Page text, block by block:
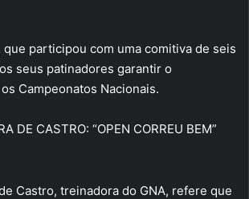
que participou com uma comitiva de seis
seus patinadores garantir o
Campeonatos Nacionais.
DE CASTRO: “OPEN CORREU BEM”
Castro, treinadora do GNA, refere que